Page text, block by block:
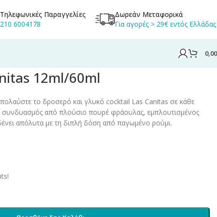
Τηλεφωνικές Παραγγελίες
210 6004178
Δωρεάν Μεταφορικά
Για αγορές > 29€ εντός
12ml/60ml
Απολαύστε το δροσερό και γλυκό cocktail Las Canitas σε κάθε
συνδυασμός από πλούσιο πουρέ φράουλας, εμπλουτισμένος
απόλυτα με τη διπλή δόση από παγωμένο ρούμι.